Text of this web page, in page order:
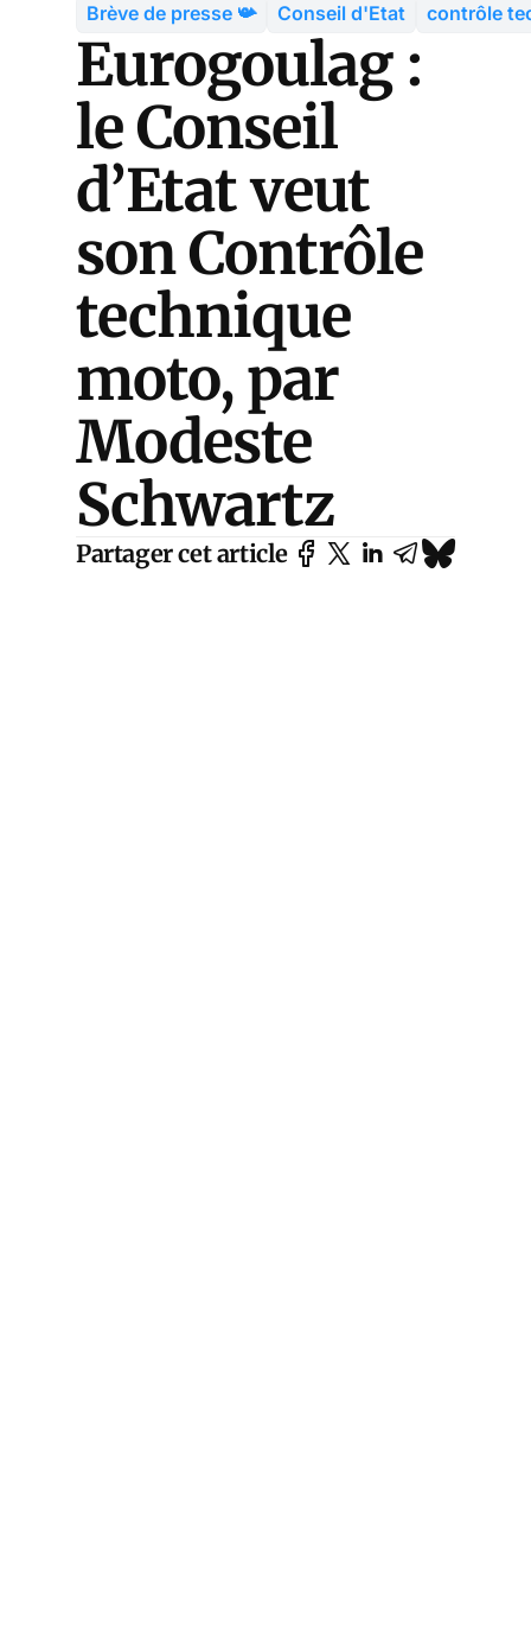
Brève de presse 📯 Conseil d'Etat contrôle
Eurogoulag :
le Conseil
d’Etat veut
son Contrôle
technique
moto, par
Modeste
Schwartz
Partager cet article